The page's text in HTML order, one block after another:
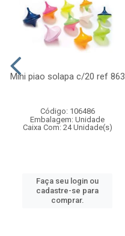
Mini piao solapa c/20 ref 863
Código: 106486
Embalagem: Unidade
Caixa Com: 24 Unidade(s)
Faça seu login ou
cadastre-se para
comprar.